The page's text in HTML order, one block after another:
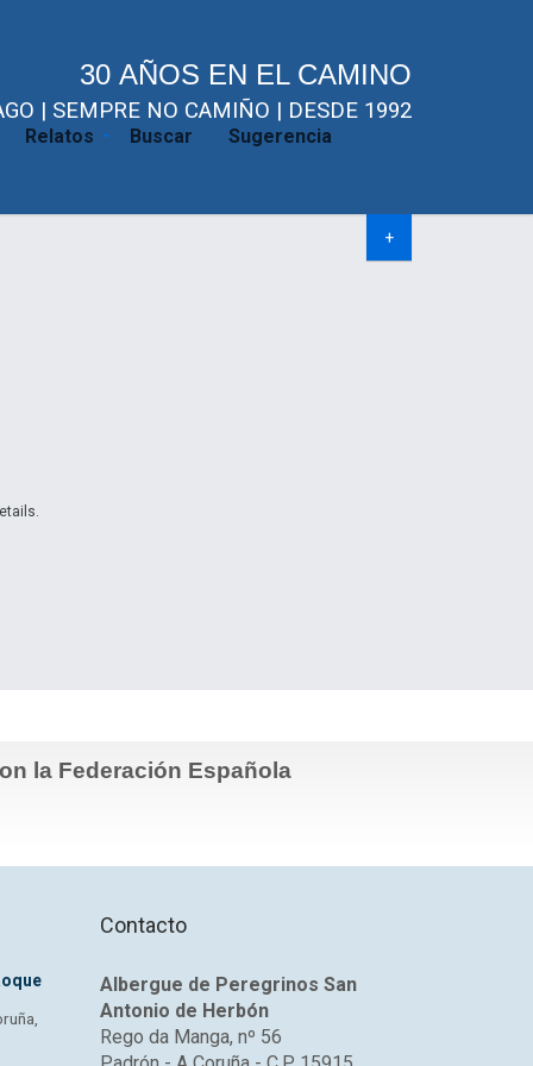
30 AÑOS EN EL CAMINO
| SEMPRE NO CAMIÑO | DESDE 1992
Relatos Buscar Sugerencia
+
la Federación Española
Contacto
Albergue de Peregrinos San
Antonio de Herbón
Rego da Manga, nº 56